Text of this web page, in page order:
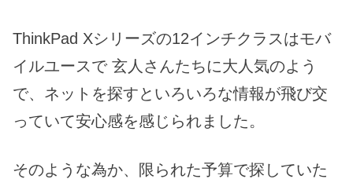
ThinkPad Xシリーズの12インチクラスはモバ
イルユースで 玄人さんたちに大人気のよう
で、ネットを探すといろいろな情報が飛び交
っていて安心感を感じられました。
そのような為か、限られた予算で探していた